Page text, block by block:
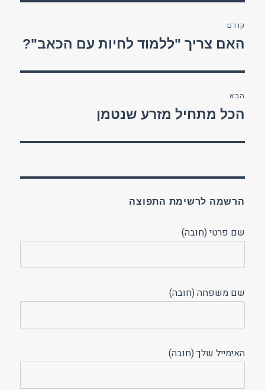
קודם
הפוסט
האם צריך "ללמוד לחיות עם הכאב"?
הבא
הפוסט
הכל מתחיל מזרע שנטמן
הרשמה לרשימת התפוצה
שם פרטי (חובה)
שם משפחה (חובה)
האימייל שלך (חובה)